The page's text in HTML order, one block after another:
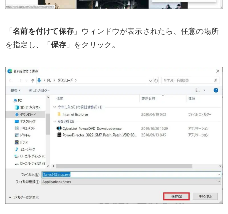
「名前を付けて保存 」ウィンドウが表示されたら、任意の場所
を指定し、「保存 」をクリック。